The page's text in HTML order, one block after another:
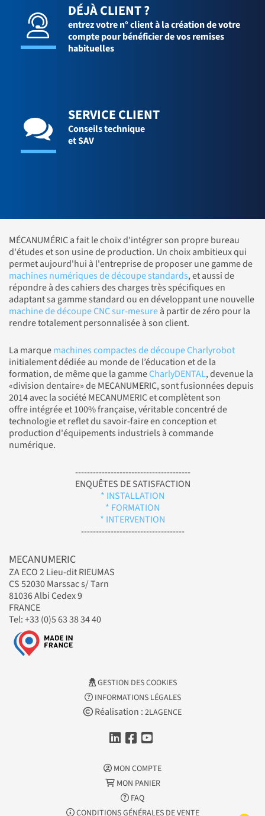
DÉJÀ CLIENT ?
entrez votre n° client à la création de votre
compte pour bénéficier de vos remises
habituelles
SERVICE CLIENT
Conseils technique
et SAV
MÉCANUMÉRIC a fait le choix d'intégrer son propre bureau
d'études et son usine de production. Un choix ambitieux qui
permet aujourd'hui à l'entreprise de proposer une gamme de
machines numériques de découpe standards, et aussi de
répondre à des cahiers des charges très spécifiques en
adaptant sa gamme standard ou en développant une nouvelle
machine de découpe CNC sur-mesureà partir de zéro pour la
rendre totalement personnalisée à son client.
La marquemachines compactes de découpe Charlyrobot
initialement dédiée au monde de l’éducation et de la
formation, de même que la gammeCharlyDENTAL, devenue la
«division dentaire» de MECANUMERIC, sont fusionnées depuis
2014 avec la société MECANUMERIC et complètent son
offre intégrée et 100% française, véritable concentré de
technologie et reflet du savoir-faire en conception et
production d'équipements industriels à commande
numérique.
---------------------------------------
ENQUÊTES DE SATISFACTION
* INSTALLATION
* FORMATION
* INTERVENTION
-----------------------------------
MECANUMERIC
ZA ECO 2 Lieu-dit RIEUMAS
CS 52030 Marssac s/ Tarn
81036 Albi Cedex 9
FRANCE
Tel: +33 (0)5 63 38 34 40
GESTION DES COOKIES
INFORMATIONS LÉGALES
Réalisation : 2LAGENCE
MON COMPTE
MON PANIER
FAQ
CONDITIONS GÉNÉRALES DE VENTE